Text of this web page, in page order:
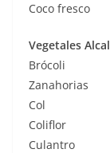
Coco fresco
Vegetales
Brócoli
Zanahorias
Col
Coliflor
Culantro